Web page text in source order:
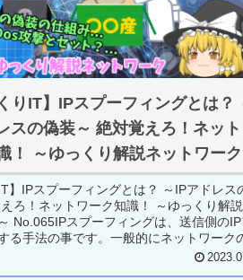
りIT】IPスプーフィングとは？
スの偽装～ 絶対覚えろ！ネット
！ ～ゆっくり解説ネットワー
】IPスプーフィングとは？ ～IPアドレス
ろ！ネットワーク知識！ ～ゆっくり解
No.065IPスプーフィングは、送信側のIP
る手法の事です。一般的にネットワーク